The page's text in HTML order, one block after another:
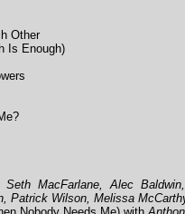
Other
Is Enough)
Seth MacFarlane, Alec
Patrick Wilson, Melissa